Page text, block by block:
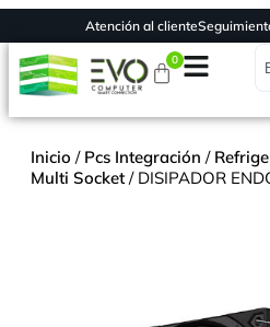
Atención al cliente
0
Inicio / Pcs Integración /
Multi Socket/ DISIPADOR